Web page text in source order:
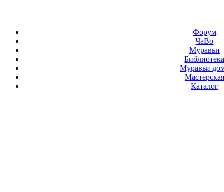
Форум
ЧаВо
Муравьи
Муравьи
Мастерская
Каталог